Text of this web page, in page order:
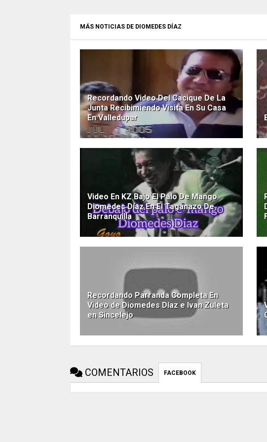
MÁS NOTICIAS DE DIOMEDES DÍAZ
Recordando Video Del Cacique De La
Junta Recibimiendo Visita En Su Casa
En Valledupar
Video En KZ Bajo El Palo De Mango
Diomedes Díaz En El Taganazo De
Barranquilla
Recordando Parranda Completa En
Video de Diomedes Díaz e Ivan Zuleta
en Sincelejo
COMENTARIOS FACEBOOK